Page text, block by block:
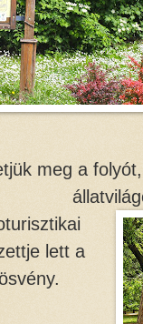
meg a
lett a